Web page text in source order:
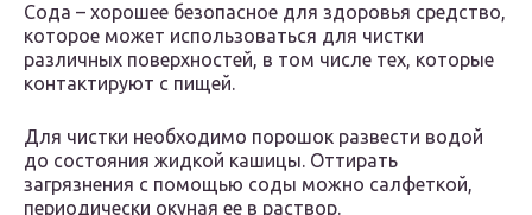
Сода – хорошее безопасное для здоровья средство,
которое может использоваться для чистки
различных поверхностей, в том числе тех, которые
контактируют с пищей.
Для чистки необходимо порошок развести водой
до состояния жидкой кашицы. Оттирать
загрязнения с помощью соды можно салфеткой,
периодически окуная ее в раствор.